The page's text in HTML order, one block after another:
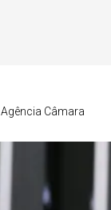
Umuarama
Agência Câmara